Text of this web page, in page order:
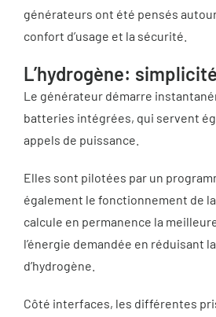
générateurs ont été pensés
confort d’usage et la sécurité.
L’hydrogène:
Le générateur démarre
batteries intégrées, qui servent
appels de puissance.
Elles sont pilotées par un
également le fonctionnement de
calcule en permanence la
l’énergie demandée en réduisant
d’hydrogène.
Côté interfaces, les différentes